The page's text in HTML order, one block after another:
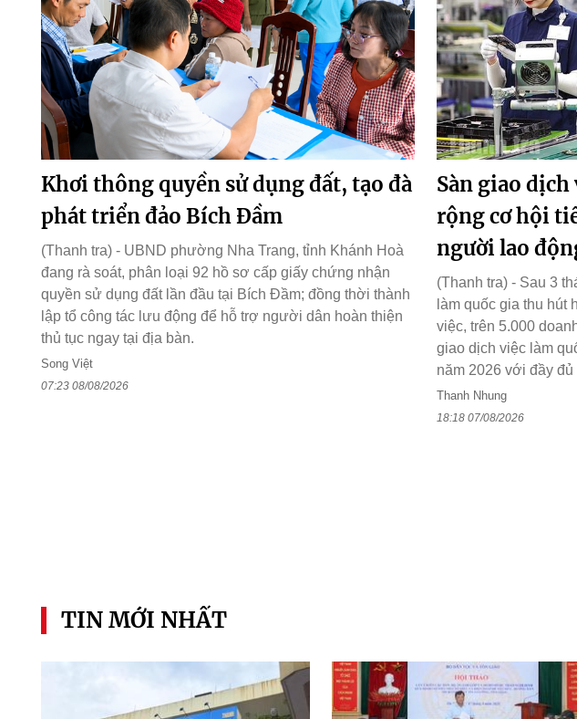
Khơi thông quyền sử dụng đất, tạo đà
phát triển đảo Bích Đầm
(Thanh tra) - UBND phường Nha Trang, tỉnh Khánh Hoà
đang rà soát, phân loại 92 hồ sơ cấp giấy chứng nhận
quyền sử dụng đất lần đầu tại Bích Đầm; đồng thời thành
lập tổ công tác lưu động để hỗ trợ người dân hoàn thiện
thủ tục ngay tại địa bàn.
Song Việt
07:23 08/08/2026
Sàn giao
rộng cơ hội
người lao
(Thanh tra) - Sau 3
làm quốc gia thu hút
việc, trên 5.000
giao dịch việc làm
năm 2026 với đầy đủ
Thanh Nhung
18:18 07/08/2026
TIN MỚI NHẤT